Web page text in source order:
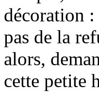
décoration
pas de la
alors,
cette petite